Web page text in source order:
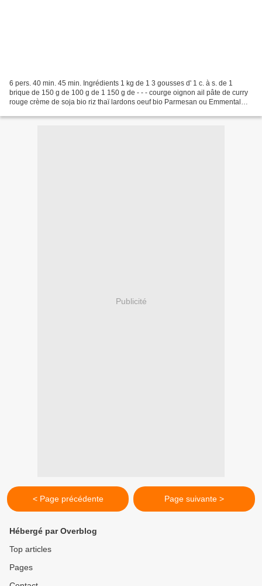
6 pers. 40 min. 45 min. Ingrédients 1 kg de 1 3 gousses d' 1 c. à s. de 1
brique de 150 g de 100 g de 1 150 g de - - - courge oignon ail pâte de curry
rouge crème de soja bio riz thaï lardons oeuf bio Parmesan ou Emmental
Publicité
< Page précédente Page suivante >
Hébergé par Overblog
Top articles
Pages